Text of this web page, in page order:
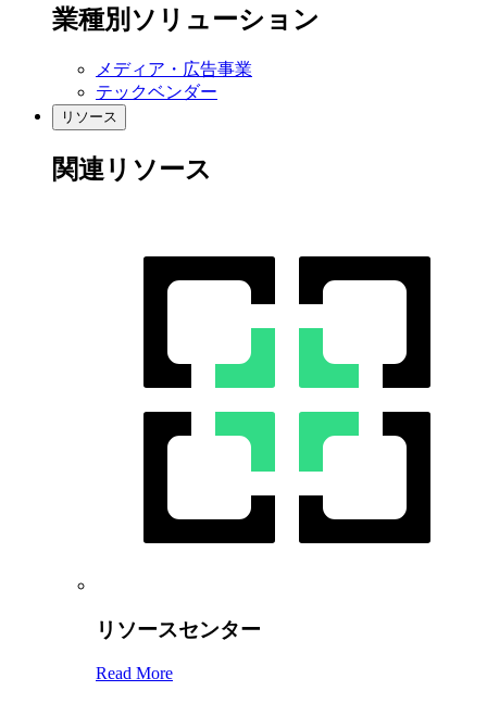
業種別ソリューション
メディア・広告事業
テックベンダー
リソース
関連リソース
リソースセンター
Read More